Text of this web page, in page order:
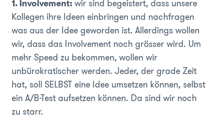
1. Involvement:wir sind begeistert, dass unsere
Kollegen ihre Ideen einbringen und nachfragen
was aus der Idee geworden ist. Allerdings wollen
wir, dass das Involvement noch grösser wird. Um
mehr Speed zu bekommen, wollen wir
unbürokratischer werden. Jeder, der grade Zeit
hat, soll SELBST eine Idee umsetzen können, selbst
ein A/B-Test aufsetzen können. Da sind wir noch
zu starr.